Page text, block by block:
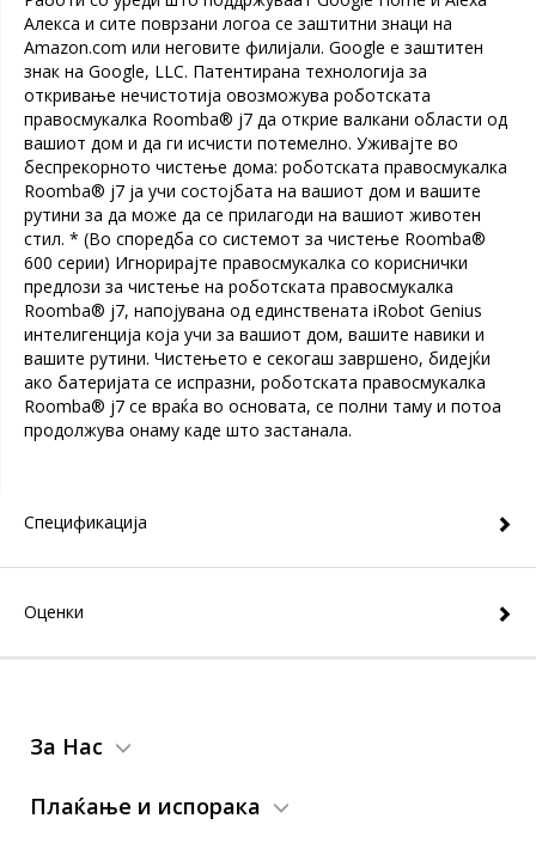
Алекса и сите поврзани логоа се заштитни знаци на
Amazon.com или неговите филијали. Google е заштитен
знак на Google, LLC. Патентирана технологија за
откривање нечистотија овозможува роботската
правосмукалка Roomba® j7 да открие валкани области од
вашиот дом и да ги исчисти потемелно. Уживајте во
беспрекорното чистење дома: роботската правосмукалка
Roomba® j7 ја учи состојбата на вашиот дом и вашите
рутини за да може да се прилагоди на вашиот животен
стил. * (Во споредба со системот за чистење Roomba®
600 серии) Игнорирајте правосмукалка со кориснички
предлози за чистење на роботската правосмукалка
Roomba® j7, напојувана од единствената iRobot Genius
интелигенција која учи за вашиот дом, вашите навики и
вашите рутини. Чистењето е секогаш завршено, бидејќи
ако батеријата се испразни, роботската правосмукалка
Roomba® j7 се враќа во основата, се полни таму и потоа
продолжува онаму каде што застанала.
Спецификација
Оценки
За Нас
Плаќање и испорака